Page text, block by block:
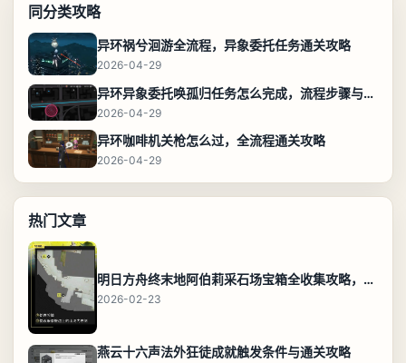
同分类攻略
异环祸兮洄游全流程，异象委托任务通关攻略
2026-04-29
异环异象委托唤孤归任务怎么完成，流程步骤与位置攻略
2026-04-29
异环咖啡机关枪怎么过，全流程通关攻略
2026-04-29
热门文章
明日方舟终末地阿伯莉采石场宝箱全收集攻略，全点位分布图与路线
2026-02-23
燕云十六声法外狂徒成就触发条件与通关攻略